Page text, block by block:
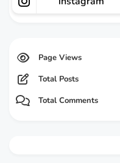
Total Posts
Total Comments